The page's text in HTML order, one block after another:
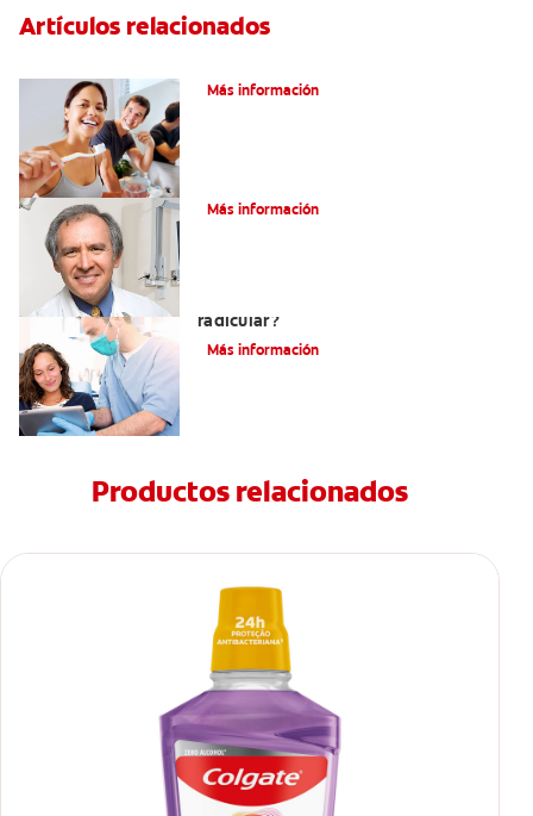
Artículos relacionados
Más información
Más información
radicular?
Más información
Productos relacionados